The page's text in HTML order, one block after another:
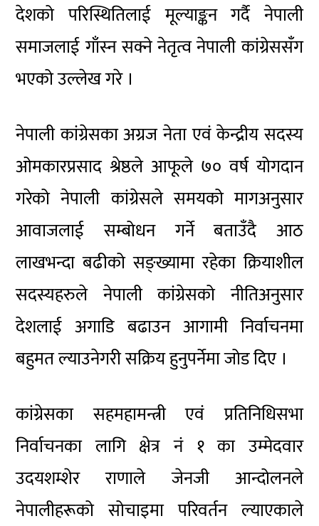
देशको परिस्थितिलाई मूल्याङ्कन गर्दै नेपाली
समाजलाई गाँस्न सक्ने नेतृत्व नेपालीकांग्रेससँग
भएको उल्लेख गरे ।
नेपालीकांग्रेसकाअग्रज नेता एवं केन्द्रीय सदस्य
ओमकारप्रसाद श्रेष्ठले आफूले ७० वर्ष योगदान
गरेको नेपालीकांग्रेसलेसमयको मागअनुसार
आवाजलाई सम्बोधन गर्ने बताउँदै आठ
लाखभन्दा बढीको सङ्ख्यामा रहेका क्रियाशील
सदस्यहरुलेनेपालीकांग्रेसकोनीतिअनुसार
देशलाई अगाडि बढाउन आगामी निर्वाचनमा
बहुमतल्याउनेगरीसक्रिय हुनुपर्नेमा जोड दिए ।
कांग्रेसकासहमहामन्त्री एवं प्रतिनिधिसभा
निर्वाचनका लागि क्षेत्र नं १ का उम्मेदवार
उदयशम्शेरराणालेजेनजीआन्दोलनले
नेपालीहरूको सोचाइमा परिवर्तनल्याएकाले